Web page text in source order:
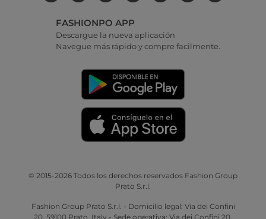
FASHIONPO APP
Descargue la nueva aplicación
Navegue más rápido y compre facilmente.
© 2015-2026 Todos los derechos reservados Fashion Group
Prato S.r.l.
Fashion Group Prato S.r.l. - Domicilio legal: Via dei Confini
20, 59100 Prato, Italy - Sede operativa: Via dei Confini 20,